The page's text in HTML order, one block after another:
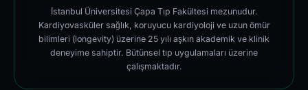
İstanbul Üniversitesi Çapa Tıp Fakültesi mezunudur.
Kardiyovasküler sağlık, koruyucu kardiyoloji ve uzun ömür
bilimleri (longevity) üzerine 25 yılı aşkın akademik ve klinik
deneyime sahiptir. Bütünsel tıp uygulamaları üzerine
çalışmaktadır.